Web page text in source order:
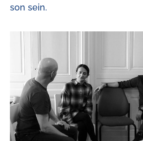
son sein.